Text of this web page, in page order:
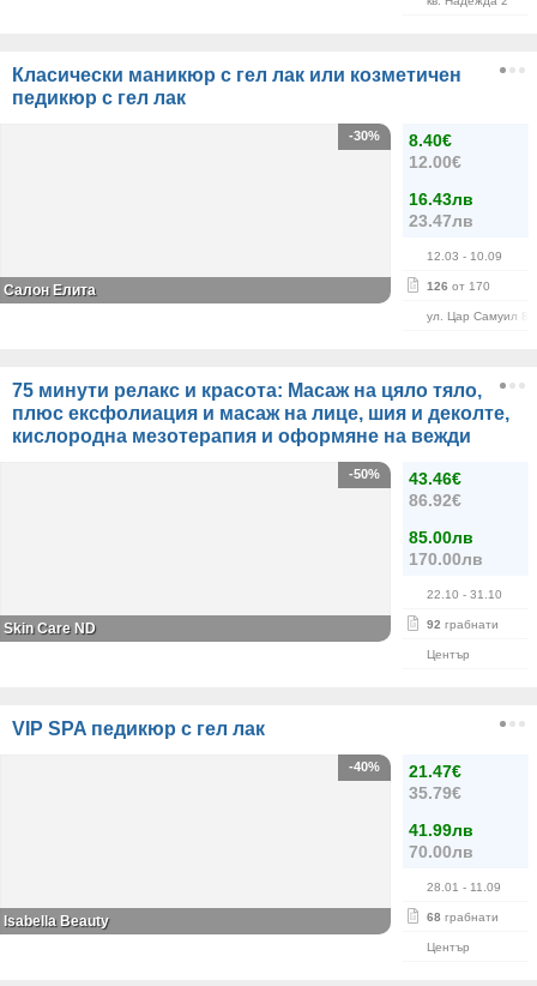
Класически маникюр с гел лак или козметичен
педикюр с гел лак
8.40€
12.00€
16.43лв
23.47лв
12.03 - 10.09
126 от 170
ул. Цар Самуил 84
-30%
Салон Елита
75 минути релакс и красота: Масаж на цяло тяло,
плюс ексфолиация и масаж на лице, шия и деколте,
кислородна мезотерапия и оформяне на вежди
43.46€
86.92€
85.00лв
170.00лв
22.10 - 31.10
92 грабнати
Център
-50%
Skin Care ND
VIP SPA педикюр с гел лак
21.47€
35.79€
41.99лв
70.00лв
28.01 - 11.09
68 грабнати
Център
-40%
Isabella Beauty